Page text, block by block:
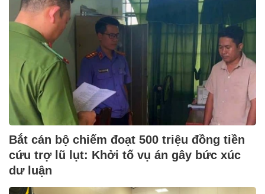
Bắt cán bộ chiếm đoạt 500 triệu đồng tiền
cứu trợ lũ lụt: Khởi tố vụ án gây bức xúc
dư luận